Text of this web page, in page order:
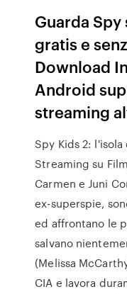
Guarda
gratis e
Download
Android
streaming
Spy Kids 2:
Streaming su
Carmen e Juni
ex-superspie,
ed affrontano le
salvano
(Melissa
CIA e lavora